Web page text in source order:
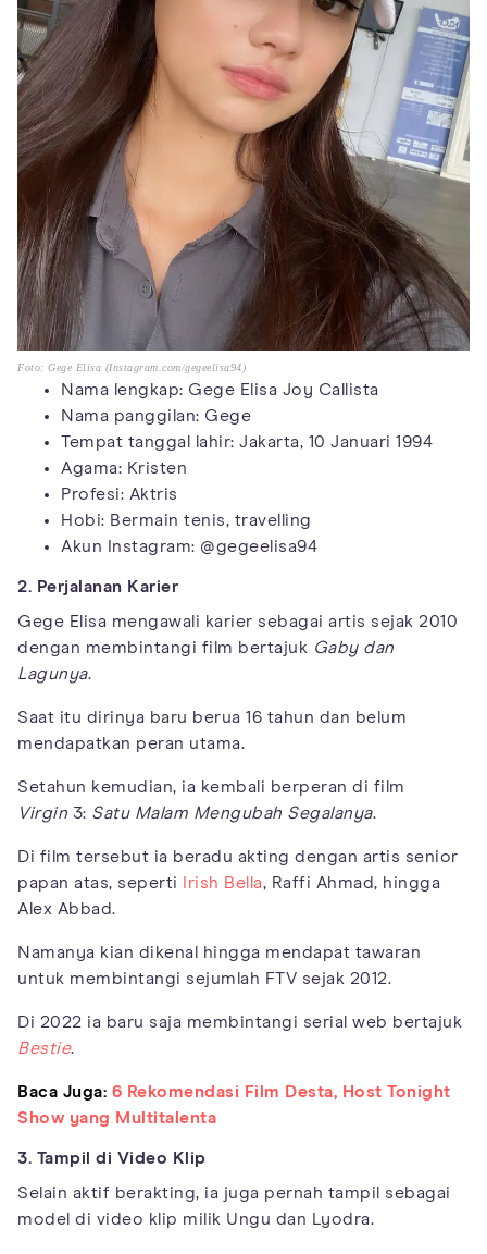
Foto: Gege Elisa (Instagram.com/gegeelisa94)
Nama lengkap: Gege Elisa Joy Callista
Nama panggilan: Gege
Tempat tanggal lahir: Jakarta, 10 Januari 1994
Agama: Kristen
Profesi: Aktris
Hobi: Bermain tenis, travelling
Akun Instagram: @gegeelisa94
2. Perjalanan Karier
Gege Elisa mengawali karier sebagai artis sejak 2010
dengan membintangi film bertajuk Gaby dan
Lagunya.
Saat itu dirinya baru berua 16 tahun dan belum
mendapatkan peran utama.
Setahun kemudian, ia kembali berperan di film
Virgin 3: Satu Malam Mengubah Segalanya.
Di film tersebut ia beradu akting dengan artis senior
papan atas, seperti
Irish Bella, Raffi Ahmad, hingga
Alex Abbad.
Namanya kian dikenal hingga mendapat tawaran
untuk membintangi sejumlah FTV sejak 2012.
Di 2022 ia baru saja membintangi serial web bertajuk
Bestie.
Baca Juga: 6 Rekomendasi Film Desta, Host Tonight
Show yang Multitalenta
3. Tampil di Video Klip
Selain aktif berakting, ia juga pernah tampil sebagai
model di video klip milik Ungu dan Lyodra.